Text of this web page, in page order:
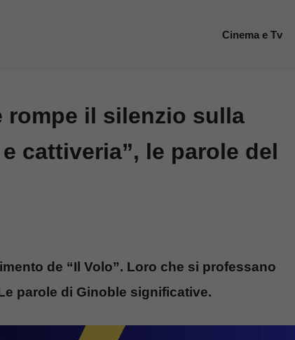
Cinema e Tv
rompe il silenzio sulla
cattiveria”, le parole del
de “Il Volo”. Loro che si professano
parole di Ginoble significative.